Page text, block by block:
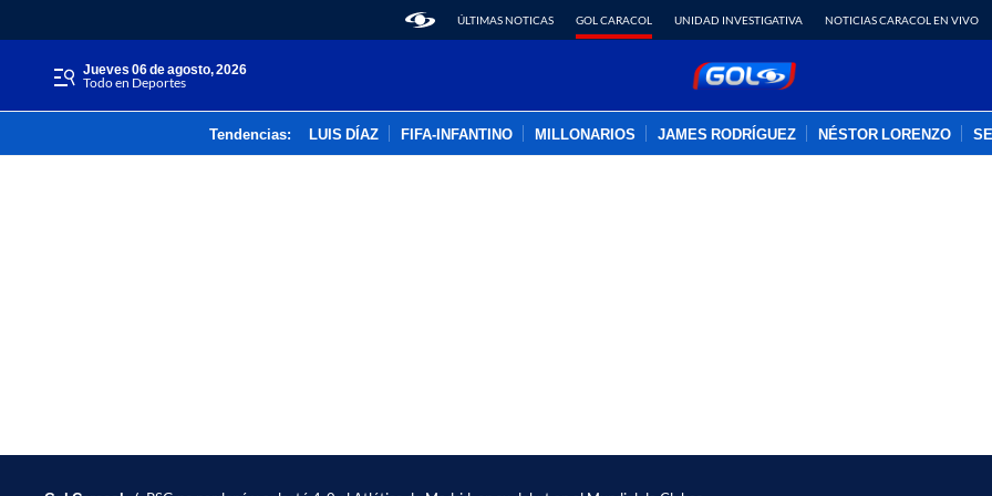
ÚLTIMAS NOTICAS GOL CARACOL UNIDAD INVESTIGATIVA NOTICIAS CARACOL EN VIVO
jueves 06 de agosto, 2026
Todo en Deportes
Tendencias: LUIS DÍAZ FIFA-INFANTINO MILLONARIOS JAMES RODRÍGUEZ NÉSTOR LORENZO